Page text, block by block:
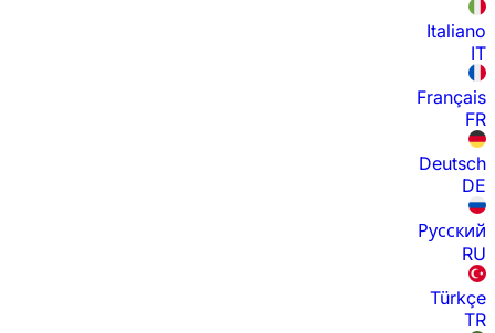
Italiano
IT
Français
FR
Deutsch
DE
Русский
RU
Türkçe
TR